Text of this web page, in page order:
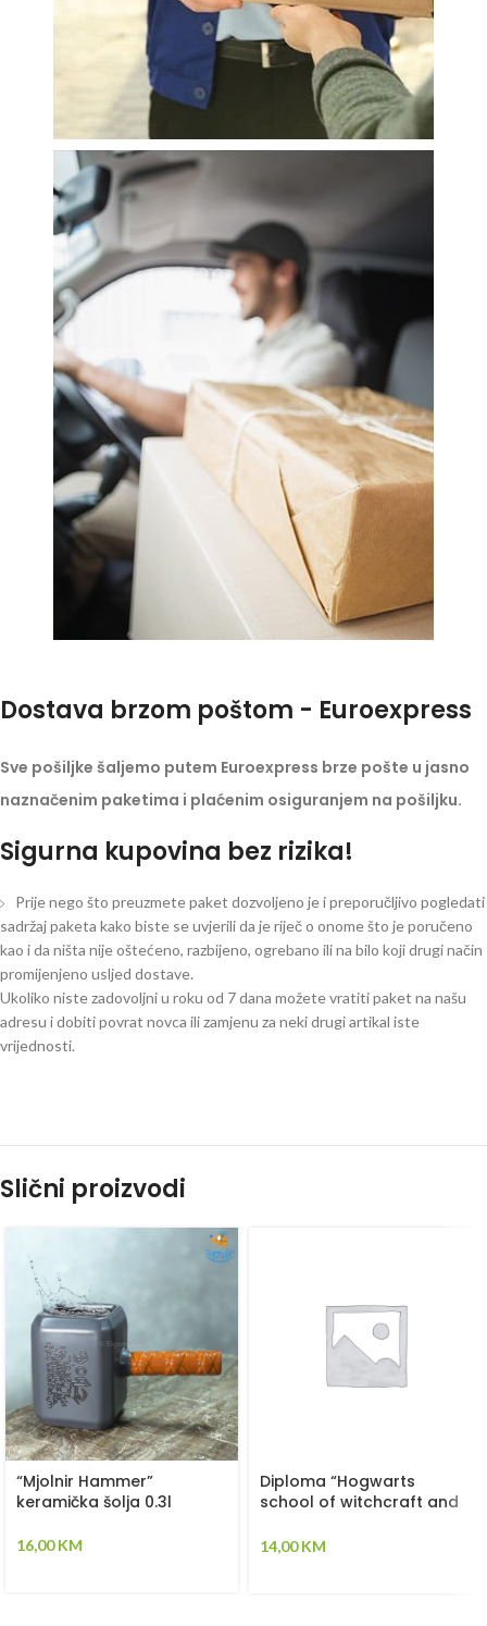
Dostava brzom poštom - Euroexpress
Sve pošiljke šaljemo putem Euroexpress brze pošte u jasno
naznačenim paketima i plaćenim osiguranjem na pošiljku.
Sigurna kupovina bez rizika!
Prije nego što preuzmete paket dozvoljeno je i preporučljivo pogledati
sadržaj paketa kako biste se uvjerili da je riječ o onome što je poručeno
kao i da ništa nije oštećeno, razbijeno, ogrebano ili na bilo koji drugi način
promijenjeno usljed dostave.
Ukoliko niste zadovoljni u roku od 7 dana možete vratiti paket na našu
adresu i dobiti povrat novca ili zamjenu za neki drugi artikal iste
vrijednosti.
Slični proizvodi
“Mjolnir Hammer”
keramička šolja 0.3l
16,00KM
Diploma “Hogwarts
school of witchcraft and
14,00KM